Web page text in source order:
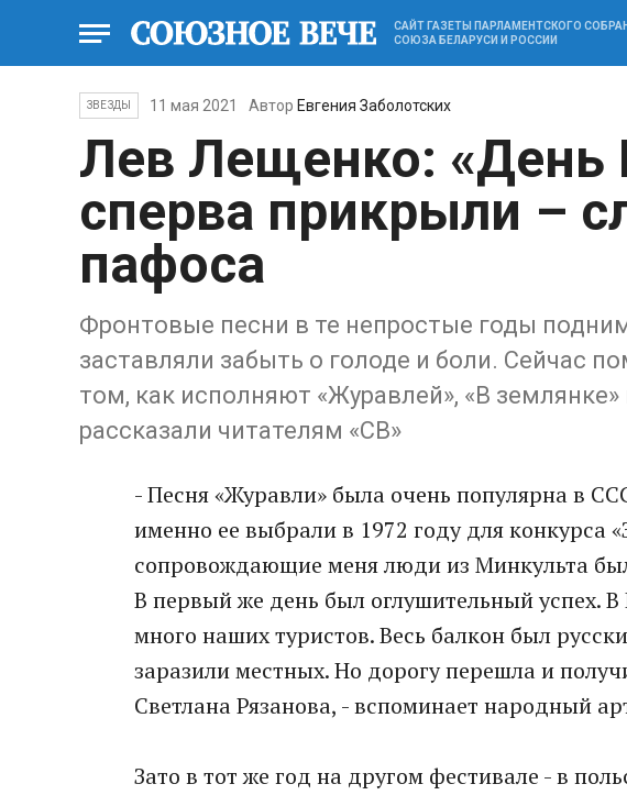
САЙТ ГАЗЕТЫ ПАРЛАМЕНТСКОГО
СОЮЗА БЕЛАРУСИ И РОССИИ
ЗВЕЗДЫ 11 мая 2021 Автор Евгения Заболотских
Лев Лещенко: «День
сперва прикрыли –
пафоса
Фронтовые песни в те непростые годы
заставляли забыть о голоде и боли. Сейчас
том, как исполняют «Журавлей», «В
рассказали читателям «СВ»
- Песня «Журавли» была очень популярна в
именно ее выбрали в 1972 году для конкурса
сопровождающие меня люди из Минкульта
В первый же день был оглушительный успех. В
много наших туристов. Весь балкон был
заразили местных. Но дорогу перешла и
Светлана Рязанова, - вспоминает народный
Зато в тот же год на другом фестивале - в